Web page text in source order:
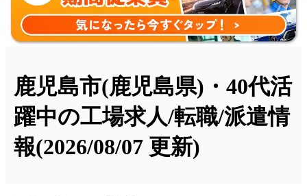
鹿児島市(鹿児島県)・40代活
躍中の工場求人/転職/派遣情
報(2026/08/07 更新)